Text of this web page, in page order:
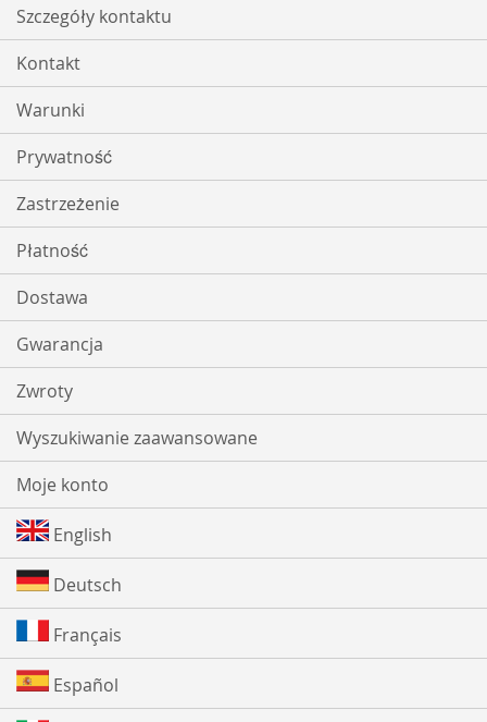
Szczegóły kontaktu
Kontakt
Warunki
Prywatność
Zastrzeżenie
Płatność
Dostawa
Gwarancja
Zwroty
Wyszukiwanie zaawansowane
Moje konto
English
Deutsch
Français
Español